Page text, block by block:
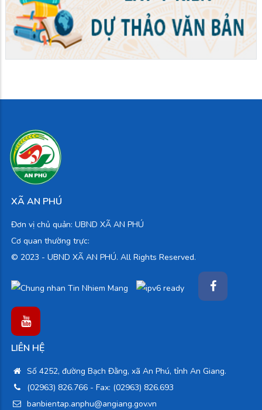
XÃ AN PHÚ
Đơn vị chủ quản: UBND XÃ AN PHÚ
Cơ quan thường trực:
© 2023 - UBND XÃ AN PHÚ. All Rights Reserved.
LIÊN HỆ
Số 4252, đường Bạch Đằng, xã An Phú, tỉnh An Giang.
(02963) 826.766 - Fax: (02963) 826.693
banbientap.anphu@angiang.gov.vn